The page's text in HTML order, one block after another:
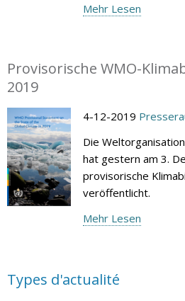
Mehr Lesen
Provisorische WMO-
2019
4-12-2019
Die
hat gestern am 3.
provisorische
veröffentlicht.
Mehr Lesen
Types d'actualité